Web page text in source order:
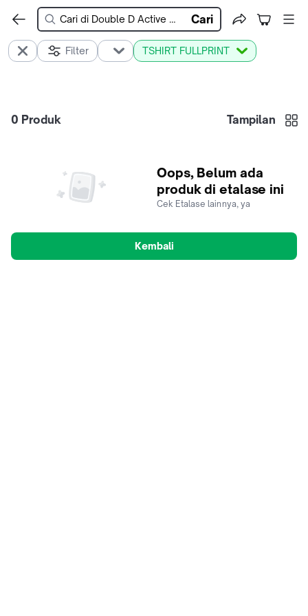
Cari
Filter TSHIRT FULLPRINT
0 Produk Tampilan
Oops, Belum ada
produk di etalase ini
Cek Etalase lainnya, ya
Kembali